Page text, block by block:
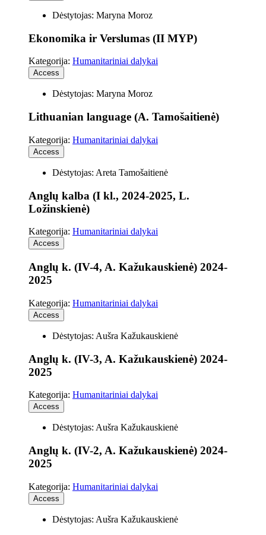
Dėstytojas: Maryna Moroz
Ekonomika ir Verslumas (II MYP)
Kategorija: Humanitariniai dalykai
Access
Dėstytojas: Maryna Moroz
Lithuanian language (A. Tamošaitienė)
Kategorija: Humanitariniai dalykai
Access
Dėstytojas: Areta Tamošaitienė
Anglų kalba (I kl., 2024-2025, L.
Ložinskienė)
Kategorija: Humanitariniai dalykai
Access
Anglų k. (IV-4, A. Kažukauskienė) 2024-
2025
Kategorija: Humanitariniai dalykai
Access
Dėstytojas: Aušra Kažukauskienė
Anglų k. (IV-3, A. Kažukauskienė) 2024-
2025
Kategorija: Humanitariniai dalykai
Access
Dėstytojas: Aušra Kažukauskienė
Anglų k. (IV-2, A. Kažukauskienė) 2024-
2025
Kategorija: Humanitariniai dalykai
Access
Dėstytojas: Aušra Kažukauskienė